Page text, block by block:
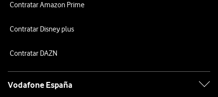
Contratar Amazon Prime
Contratar Disney plus
Contratar DAZN
Vodafone España